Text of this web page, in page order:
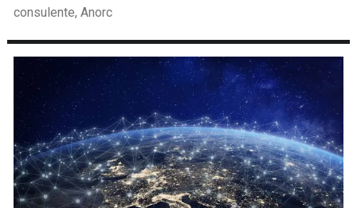
consulente, Anorc